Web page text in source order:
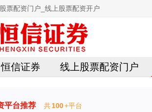
票配资门户_线上股票配资开户
恒信证券 线上股票配资门户
平台推荐 共100+平台